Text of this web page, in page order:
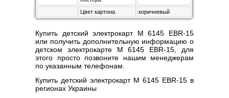
Цвет картона
коричневый
Купить детский электрокарт M 6145 EBR-15
или получить дополнительную информацию о
детском электрокарте M 6145 EBR-15, для
этого просто позвоните нашим менеджерам
по указанным телефонам.
Купить детский электрокарт M 6145 EBR-15 в
регионах Украины